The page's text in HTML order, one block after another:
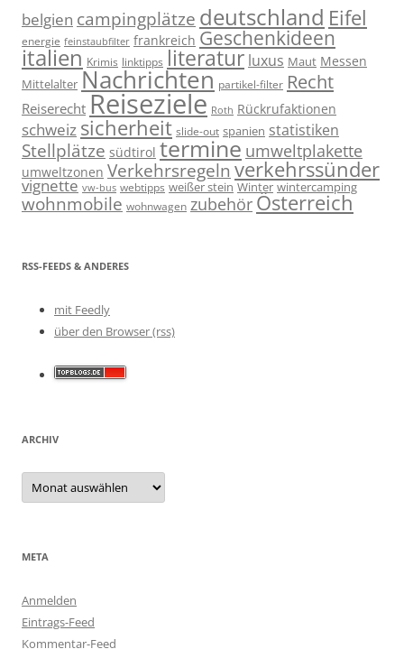
belgien campingplätze deutschland Eifel
energie feinstaubfilter frankreich Geschenkideen
italien Krimis linktipps literatur luxus Maut Messen
Mittelalter Nachrichten partikel-filter Recht
Reiserecht Reiseziele Roth Rückrufaktionen
schweiz sicherheit slide-out spanien statistiken
Stellplätze südtirol termine umweltplakette
umweltzonen Verkehrsregeln verkehrssünder
vignette vw-bus webtipps weißer stein Winter wintercamping
wohnmobile wohnwagen zubehör Österreich
RSS-FEEDS & ANDERES
mit Feedly
über den Browser (rss)
ARCHIV
Archiv
META
Anmelden
Eintrags-Feed
Kommentar-Feed